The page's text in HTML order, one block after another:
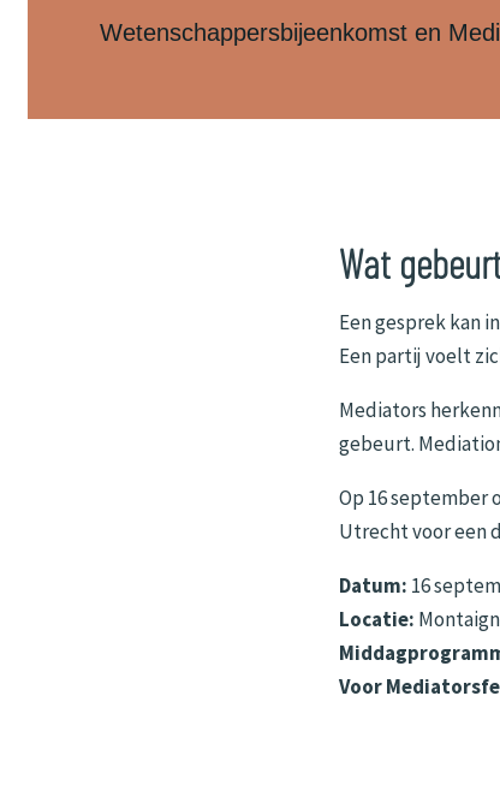
Wetenschappersbijeenkomst en
Wat
Een gesprek kan
Een partij voelt
Mediators
gebeurt.
Op 16 september
Utrecht voor een
Datum: 16
Locatie:
Voor